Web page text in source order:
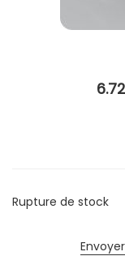
Rupture de stock